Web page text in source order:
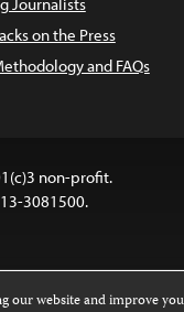
on the Press
and FAQs
non-profit.
3081500.
our website and improve